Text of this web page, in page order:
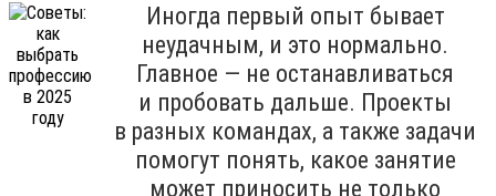
Иногда первый опыт бывает
неудачным, и это нормально.
Главное — не останавливаться
и пробовать дальше. Проекты
в разных командах, а также задачи
помогут понять, какое занятие
может приносить не только